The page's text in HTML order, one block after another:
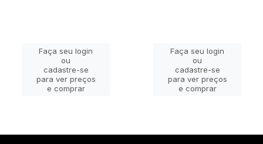
Faça seu login
ou
cadastre-se
para ver preços
e comprar
Faça seu login
ou
cadastre-se
para ver preços
e comprar